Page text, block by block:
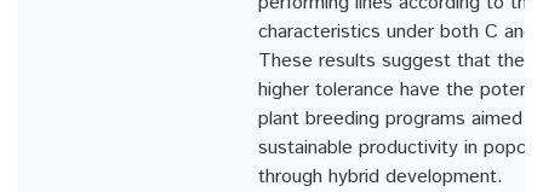
characteristics under both C
These results suggest that the
higher tolerance have the
plant breeding programs aimed
sustainable productivity in
through hybrid development.